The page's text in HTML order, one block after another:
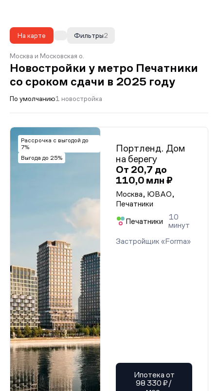
На карте 2
Фильтры
Москва и Московская о.
Новостройки у метро Печатники
со сроком сдачи в 2025 году
По умолчанию1 новостройка
Рассрочка с выгодой до
7%
Выгода до 25%
Портленд. Дом
на берегу
От 20,7 до
110,0 млн ₽
Москва, ЮВАО,
Печатники
Печатники
10
минут
Застройщик «Forma»
Ипотека от
98 330 ₽/